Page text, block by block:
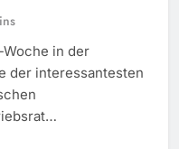
in der
der interessantesten